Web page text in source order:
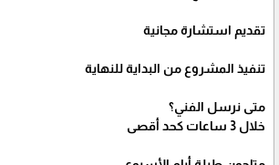
تقديم استشارة مجانية
تنفيذ المشروع من البداية للنهاية
متى نرسل الفني؟
خلال 3 ساعات كحد أقصى